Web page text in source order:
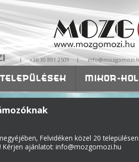
| +36 30 891 2509 |
TELEPÜLÉSEK MIKOR-
RÓLUNK
Felvidéken közel 20
Kérjen ajánlatot: info@mozgomozi.hu